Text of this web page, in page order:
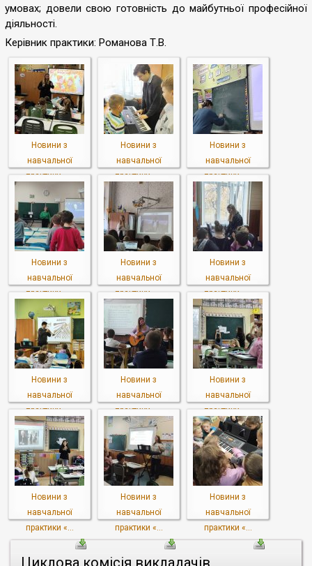
Циклова комісія викладачів
умовах; довели свою готовність до майбутньої професійної
діяльності.
Керівник практики: Романова Т.В.
Новини з
навчальної
практики «...
Новини з
навчальної
практики «...
Новини з
навчальної
практики «...
Новини з
навчальної
практики «...
Новини з
навчальної
практики «...
Новини з
навчальної
практики «...
Новини з
навчальної
практики «...
Новини з
навчальної
практики «...
Новини з
навчальної
практики «...
Новини з
навчальної
практики «...
Новини з
навчальної
практики «...
Новини з
навчальної
практики «...